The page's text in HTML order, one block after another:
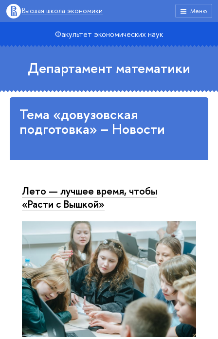
Меню
Высшая школа экономики
Факультет экономических наук
Департамент математики
Тема «довузовская
подготовка» – Новости
Лето — лучшее время, чтобы
«Расти с Вышкой»